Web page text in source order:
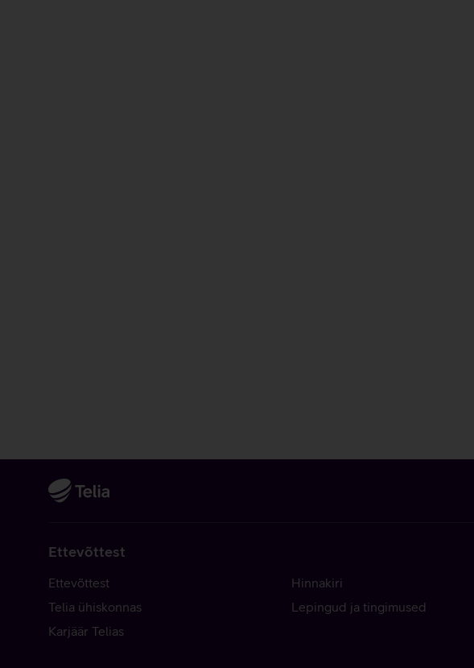
Ettevõttest
Ettevõttest
Telia ühiskonnas
Karjäär Telias
Hinnakiri
Lepingud ja tingimused